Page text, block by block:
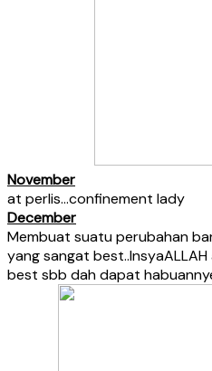
November
at perlis…confinement lady
December
Membuat suatu perubahan
yang sangat
best sbb dah dapat